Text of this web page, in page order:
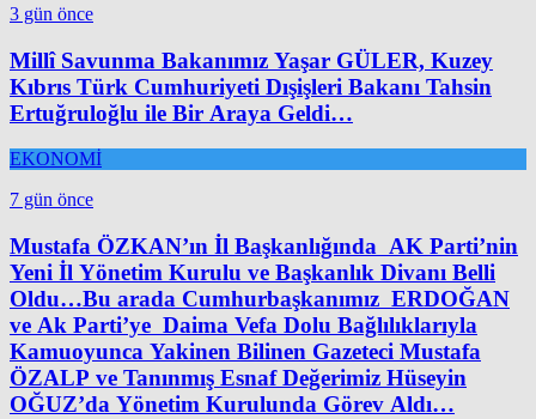
3 gün önce
Millî Savunma Bakanımız Yaşar GÜLER, Kuzey
Kıbrıs Türk Cumhuriyeti Dışişleri Bakanı Tahsin
Ertuğruloğlu ile Bir Araya Geldi…
EKONOMİ
7 gün önce
Mustafa ÖZKAN’ın İl Başkanlığında AK Parti’nin
Yeni İl Yönetim Kurulu ve Başkanlık Divanı Belli
Oldu…Bu arada Cumhurbaşkanımız ERDOĞAN
ve Ak Parti’ye Daima Vefa Dolu Bağlılıklarıyla
Kamuoyunca Yakinen Bilinen Gazeteci Mustafa
ÖZALP ve Tanınmış Esnaf Değerimiz Hüseyin
OĞUZ’da Yönetim Kurulunda Görev Aldı…